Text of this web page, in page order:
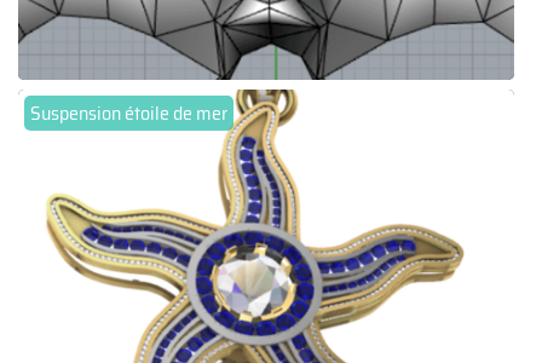
Suspension étoile de mer